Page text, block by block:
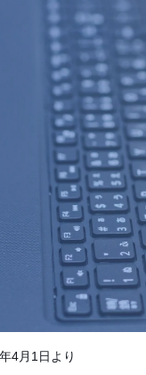
4月1日より